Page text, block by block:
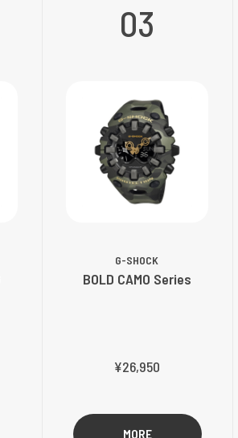
03
G-SHOCK
BOLD CAMO Series
¥26,950
MORE